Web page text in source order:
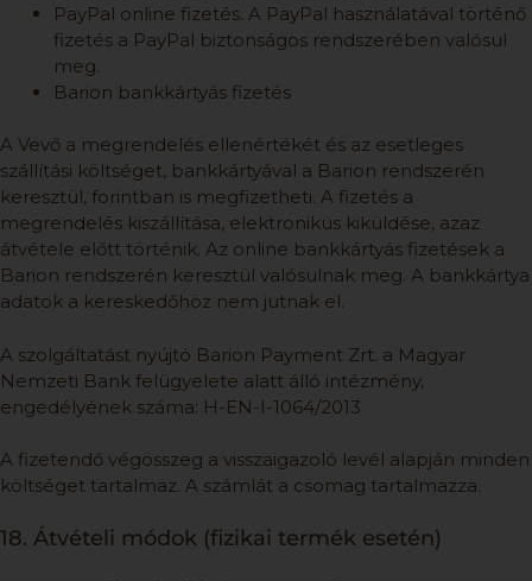
PayPal online fizetés. A PayPal használatával történő
fizetés a PayPal biztonságos rendszerében valósul
meg.
Barion bankkártyás fizetés
A Vevő a megrendelés ellenértékét és az esetleges
szállítási költséget, bankkártyával a Barion rendszerén
keresztül, forintban is megfizetheti. A fizetés a
megrendelés kiszállítása, elektronikus kiküldése, azaz
átvétele előtt történik. Az online bankkártyás fizetések a
Barion rendszerén keresztül valósulnak meg. A bankkártya
adatok a kereskedőhöz nem jutnak el.
A szolgáltatást nyújtó Barion Payment Zrt. a Magyar
Nemzeti Bank felügyelete alatt álló intézmény,
engedélyének száma: H-EN-I-1064/2013
A fizetendő végösszeg a visszaigazoló levél alapján minden
költséget tartalmaz. A számlát a csomag tartalmazza.
18. Átvételi módok (fizikai termék esetén)